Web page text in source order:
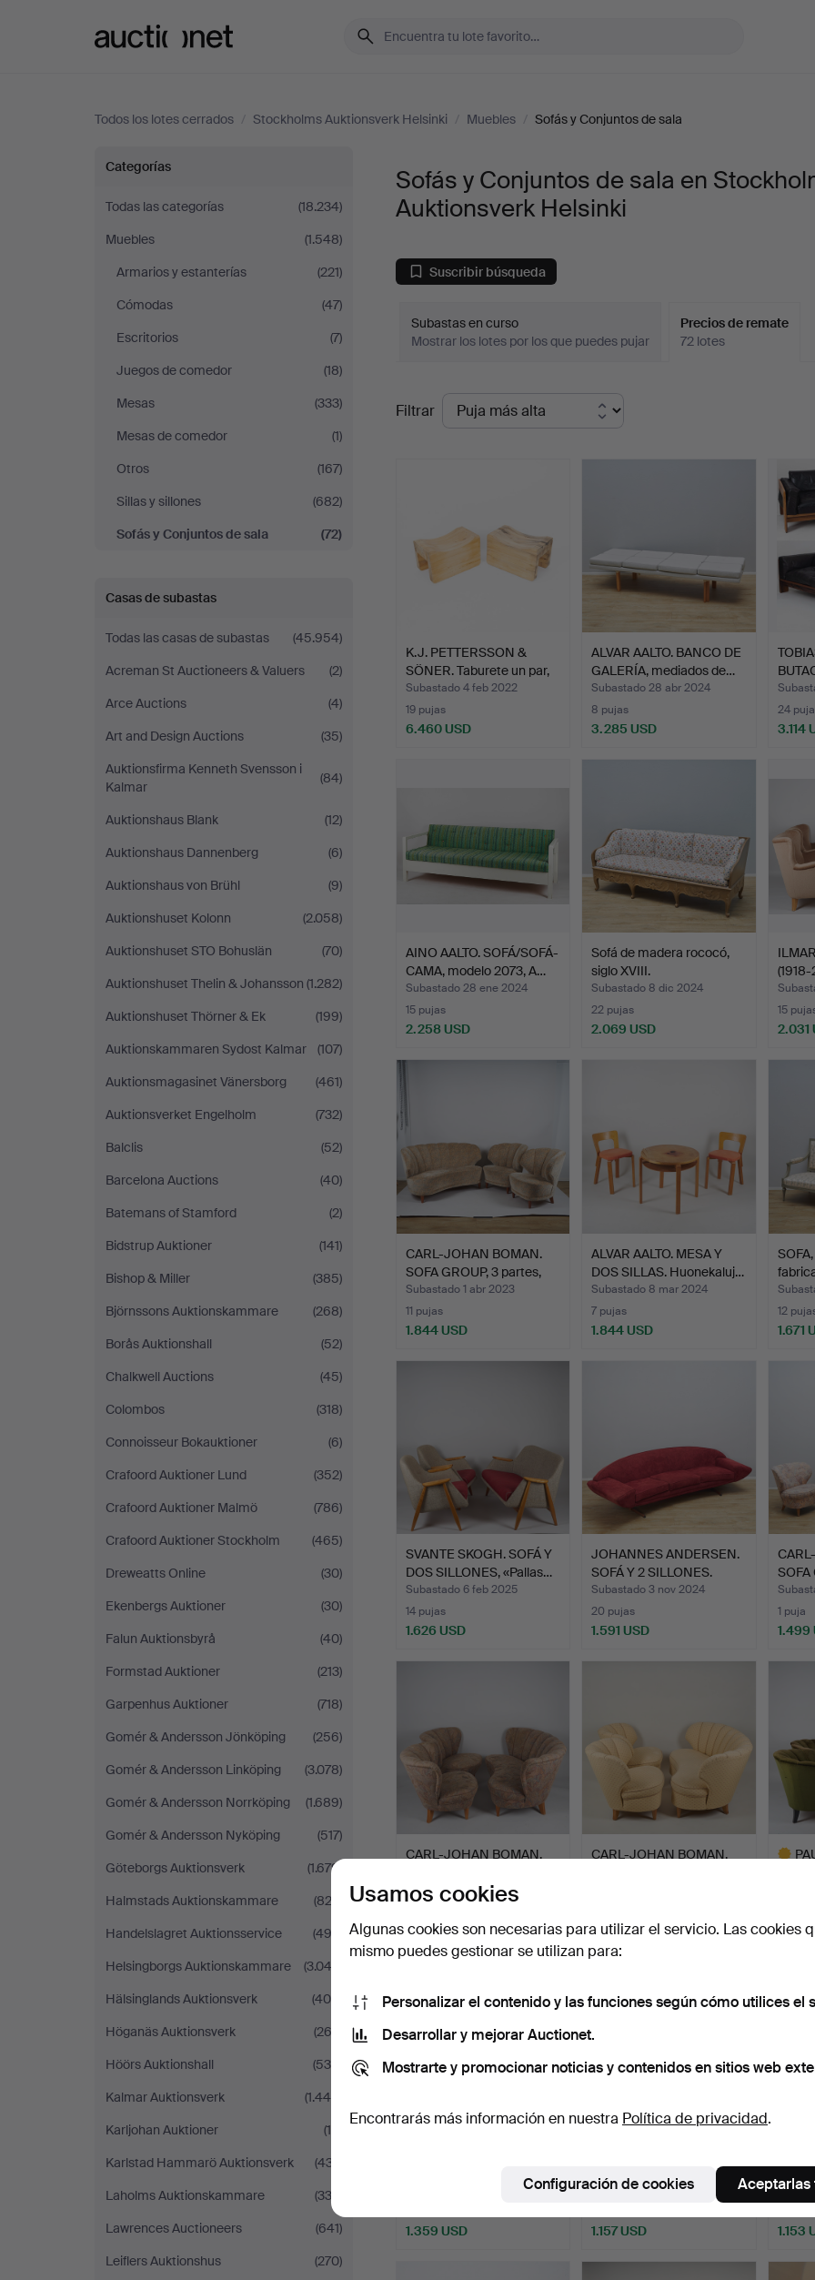
Todos los lotes cerrados / Stockholms Auktionsverk Helsinki / Muebles / Sofás y Conjuntos de sala
Sofás
y
Conjuntos
de
sala
en
Stockholms
Auktionsverk
Helsinki
Categorías
Todas las categorías
(18.234)
Muebles
(1.548)
Armarios y estanterías
(221)
Cómodas
(47)
Escritorios
(7)
Juegos de comedor
(18)
Mesas
(333)
Mesas de comedor
(1)
Otros
(167)
Sillas y sillones
(682)
Sofás y Conjuntos de sala
(72)
Casas de subastas
Todas las casas de subastas
(45.954)
Acreman St Auctioneers & Valuers
(2)
Arce Auctions
(4)
Art and Design Auctions
(35)
Auktionsfirma Kenneth Svensson i
Kalmar
(84)
Auktionshaus Blank
(12)
Auktionshaus Dannenberg
(6)
Auktionshaus von Brühl
(9)
Auktionshuset Kolonn
(2.058)
Auktionshuset STO Bohuslän
(70)
Auktionshuset Thelin & Johansson (1.282)
Auktionshuset Thörner & Ek
(199)
Auktionskammaren Sydost Kalmar
(107)
Auktionsmagasinet Vänersborg
(461)
Auktionsverket Engelholm
(732)
Balclis
(52)
Barcelona Auctions
(40)
Batemans of Stamford
(2)
Bidstrup Auktioner
(141)
Bishop & Miller
(385)
Björnssons Auktionskammare
(268)
Borås Auktionshall
(52)
Chalkwell Auctions
(45)
Colombos
(318)
Connoisseur Bokauktioner
(6)
Crafoord Auktioner Lund
(352)
Crafoord Auktioner Malmö
(786)
Crafoord Auktioner Stockholm
(465)
Dreweatts Online
(30)
Ekenbergs Auktioner
(30)
Falun Auktionsbyrå
(40)
Formstad Auktioner
(213)
Garpenhus Auktioner
(718)
Gomér & Andersson Jönköping
(256)
Gomér & Andersson Linköping
(3.078)
Gomér & Andersson Norrköping
(1.689)
Gomér & Andersson Nyköping
(517)
Göteborgs Auktionsverk
(1.679)
Halmstads Auktionskammare
(822)
Handelslagret Auktionsservice
(492)
Helsingborgs Auktionskammare
(3.043)
Hälsinglands Auktionsverk
(408)
Höganäs Auktionsverk
(262)
Höörs Auktionshall
(539)
Kalmar Auktionsverk
(1.448)
Karljohan Auktioner
(10)
Karlstad Hammarö Auktionsverk
(437)
Laholms Auktionskammare
(333)
Lawrences Auctioneers
(641)
Leiflers Auktionshus
(270)
Sofás y Conjuntos de sala en
Auktionsverk Helsinki
Suscribir búsqueda
Subastas en curso
Mostrar los lotes por los que puedes pujar
Precios de remate
72 lotes
Precios
de
Filtrar
K.J. PETTERSSON &
SÖNER. Taburete un par,
…
Subastado 4 feb 2022
19 pujas
6.460 USD
ALVAR AALTO. BANCO DE
GALERÍA, mediados de…
Subastado 28 abr 2024
8 pujas
3.285 USD
24
3.114
AINO AALTO. SOFÁ/SOFÁ-
CAMA, modelo 2073, A…
Subastado 28 ene 2024
15 pujas
2.258 USD
Sofá de madera rococó,
siglo XVIII.
Subastado 8 dic 2024
22 pujas
2.069 USD
15
2.031
CARL-JOHAN BOMAN.
SOFA GROUP, 3 partes,
Bo…
Subastado 1 abr 2023
11 pujas
1.844 USD
ALVAR AALTO. MESA Y
DOS SILLAS. Huonekaluj…
Subastado 8 mar 2024
7 pujas
1.844 USD
12
1.671
SVANTE SKOGH. SOFÁ Y
DOS SILLONES, «Pallas…
Subastado 6 feb 2025
14 pujas
1.626 USD
JOHANNES ANDERSEN.
SOFÁ Y 2 SILLONES.
«Cap…
Subastado 3 nov 2024
20 pujas
1.591 USD
SOFA
Bo…
1 puja
1.499
CARL-JOHAN BOMAN.
Subastado 12 feb 2025
1.383 USD
CARL-JOHAN BOMAN.
1.383 USD
1.325
Subastado 28 nov 2021
1.359 USD
JORGEN KASTHOLM. Kill
I…
Subastado 17 nov 2025
1.157 USD
I…
1.153
Usamos cookies
Algunas cookies son necesarias para utilizar el servicio. Las cookies
mismo puedes gestionar se utilizan para:
Personalizar el contenido y las funciones según cómo utilices el
Desarrollar y mejorar Auctionet.
Mostrarte y promocionar noticias y contenidos en sitios web
Encontrarás más información en nuestra Política de privacidad.
Configuración de cookies Aceptarlas